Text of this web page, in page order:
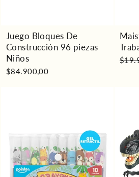
Juego Bloques De
Construcción 96 piezas
Niños
$84.900,00